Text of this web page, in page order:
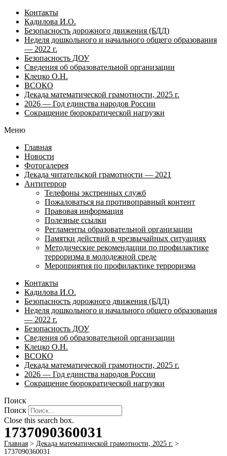
Контакты
Кадилова И.О.
Безопасность дорожного движения (БДД)
Неделя дошкольного и начального общего образования
— 2022 г.
Безопасность ДОУ
Сведения об образовательной организации
Клецко О.Н.
ВСОКО
Декада математической грамотности, 2025 г.
2026 — Год единства народов России
Сокращение бюрократической нагрузки
Меню
Главная
Новости
Фотогалерея
Декада читательской грамотности — 2021
Антитеррор
Телефоны экстренных служб
Пожаловаться на противоправный контент
Правовая информация
Полезные ссылки
Регламенты образовательной организации
Памятки действий в чрезвычайных ситуациях
Методические рекомендации по профилактике
терроризма в молодежной среде
Мероприятия по профилактике терроризма
Контакты
Кадилова И.О.
Безопасность дорожного движения (БДД)
Неделя дошкольного и начального общего образования
— 2022 г.
Безопасность ДОУ
Сведения об образовательной организации
Клецко О.Н.
ВСОКО
Декада математической грамотности, 2025 г.
2026 — Год единства народов России
Сокращение бюрократической нагрузки
Поиск
Поиск
Close this search box.
1737090360031
Главная > Декада математической грамотности, 2025 г. >
1737090360031